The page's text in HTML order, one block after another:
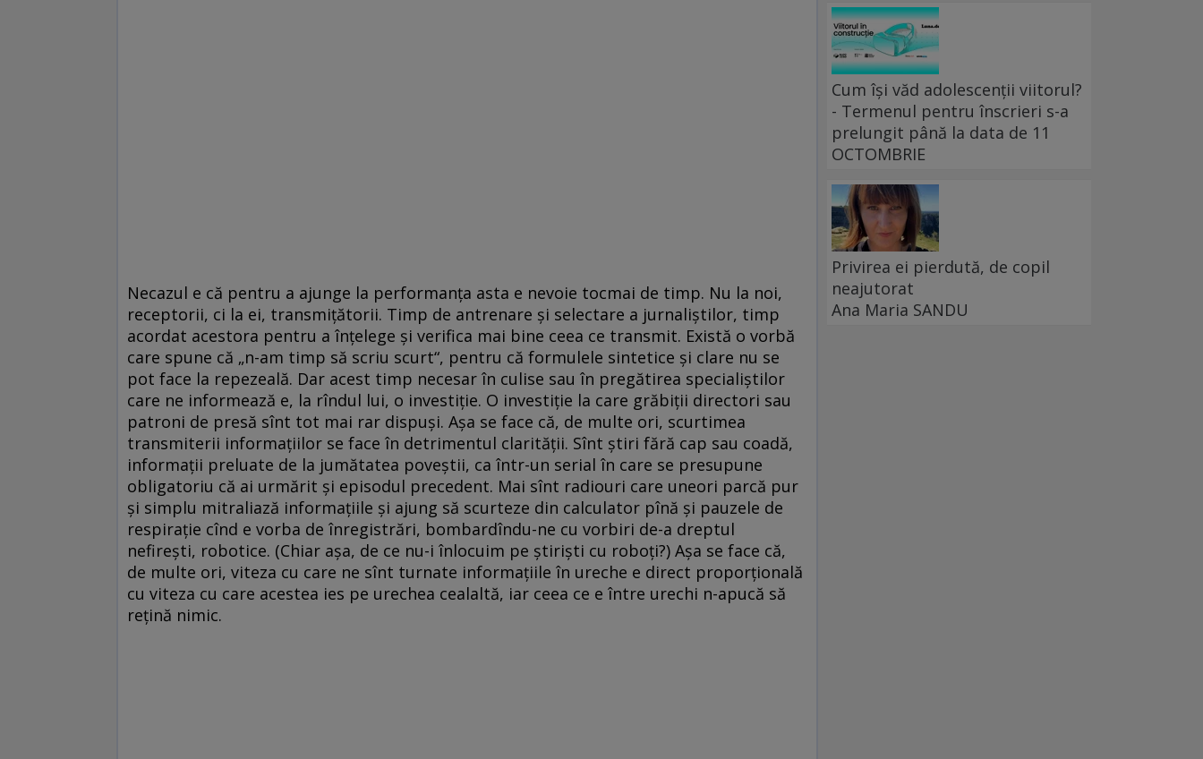
Necazul e că pentru a ajunge la performanța asta e nevoie tocmai de timp. Nu la noi,
receptorii, ci la ei, transmițătorii. Timp de antrenare și selectare a jurnaliștilor, timp
acordat acestora pentru a înțelege și verifica mai bine ceea ce transmit. Există o vorbă
care spune că „n-am timp să scriu scurt“, pentru că formulele sintetice și clare nu se
pot face la repezeală. Dar acest timp necesar în culise sau în pregătirea specialiștilor
care ne informează e, la rîndul lui, o investiție. O investiție la care grăbiții directori sau
patroni de presă sînt tot mai rar dispuși. Așa se face că, de multe ori, scurtimea
transmiterii informațiilor se face în detrimentul clarității. Sînt știri fără cap sau coadă,
informații preluate de la jumătatea poveștii, ca într-un serial în care se presupune
obligatoriu că ai urmărit și episodul precedent. Mai sînt radiouri care uneori parcă pur
și simplu mitraliază informațiile și ajung să scurteze din calculator pînă și pauzele de
respirație cînd e vorba de înregistrări, bombardîndu-ne cu vorbiri de-a dreptul
nefirești, robotice. (Chiar așa, de ce nu-i înlocuim pe știriști cu roboți?) Așa se face că,
de multe ori, viteza cu care ne sînt turnate informațiile în ureche e direct proporțională
cu viteza cu care acestea ies pe urechea cealaltă, iar ceea ce e între urechi n-apucă să
rețină nimic.
Cum își văd adolescenții viitorul?
- Termenul pentru înscrieri s-a
prelungit până la data de 11
OCTOMBRIE
Privirea ei pierdută, de copil
neajutorat
Ana Maria SANDU